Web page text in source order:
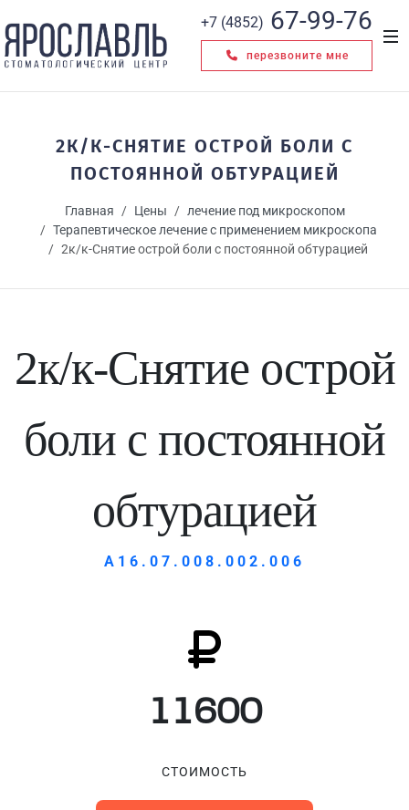
+7 (4852) 67-99-76
перезвоните мне
2К/К-СНЯТИЕ ОСТРОЙ БОЛИ С
ПОСТОЯННОЙ ОБТУРАЦИЕЙ
Главная Цены
лечение под микроскопом
Терапевтическое лечение с применением микроскопа
2к/к-Снятие острой боли с постоянной обтурацией
2к/к-Снятие острой
боли с постоянной
обтурацией
А16.07.008.002.006
11600
СТОИМОСТЬ